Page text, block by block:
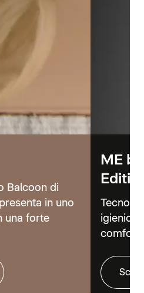
Balcoon di
in uno
una forte
ME
igienici
comfort.